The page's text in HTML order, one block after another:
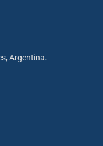
Argentina.